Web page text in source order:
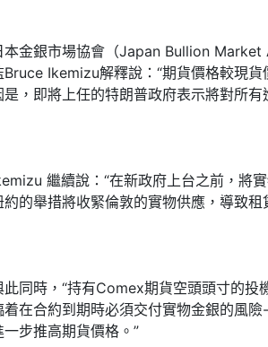
本金銀市場協會（Japan Bullion
Bruce Ikemizu解釋說：“期貨價格較現
是，即將上任的特朗普政府表示將對所有
繼續說：“在新政府上台之前，將
約的舉措將收緊倫敦的實物供應，導致租
此同時，“持有Comex期貨空頭頭寸的投
着在合約到期時必須交付實物金銀的風險
一步推高期貨價格。”